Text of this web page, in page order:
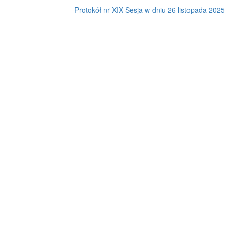
Protokół nr XIX Sesja w dniu 26 listopada 2025